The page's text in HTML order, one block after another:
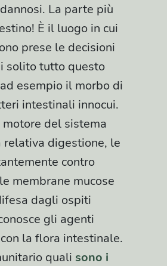
La parte più
È il luogo in cui
prese le decisioni
solito tutto questo
esempio il morbo di
intestinali innocui.
motore del sistema
digestione, le
contro
membrane mucose
dagli ospiti
gli agenti
la flora intestinale.
quali sono i